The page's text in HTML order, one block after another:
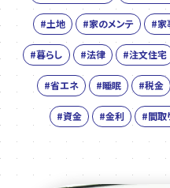
#土地 #家のメンテ #家
#暮らし #法律 #注文住宅
#省エネ #睡眠 #税金
#資金 #金利 #間取